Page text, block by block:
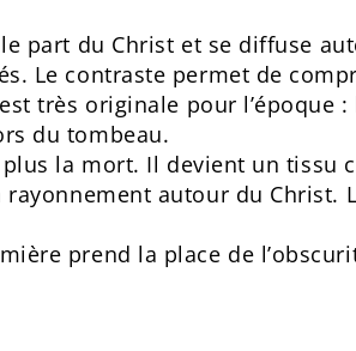
part du Christ et se diffuse
Le contraste permet de
très originale pour l’époque
du tombeau.
la mort. Il devient un tissu
autour du Christ.
prend la place de